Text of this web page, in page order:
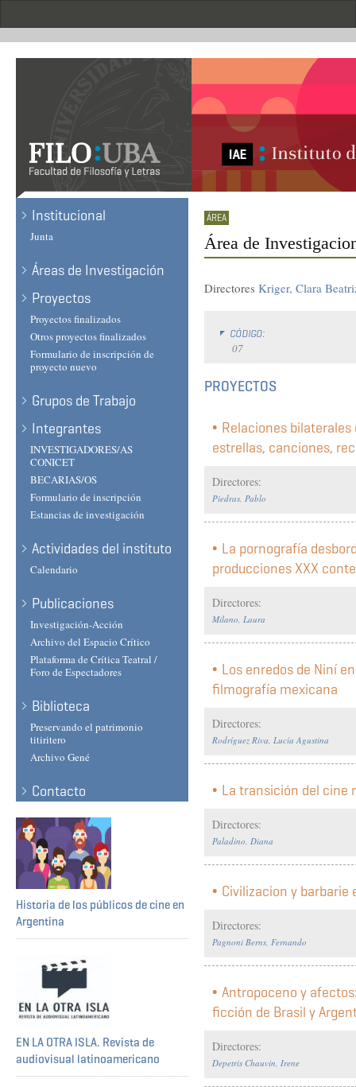
Institucional
Junta
Áreas de Investigación
Proyectos
Proyectos finalizados
Otros proyectos finalizados
Formulario de inscripción de
proyecto nuevo
Grupos de Trabajo
Integrantes
INVESTIGADORES/AS
CONICET
BECARIAS/OS
Formulario de inscripción
Estancias de investigación
Actividades del instituto
Calendario
Publicaciones
Investigación-Acción
Archivo del Espacio Crítico
Plataforma de Crítica Teatral /
Foro de Espectadores
Biblioteca
Preservando el patrimonio
titiritero
Archivo Gené
Contacto
Historia de los públicos de cine en
Argentina
EN LA OTRA ISLA. Revista de
audiovisual latinoamericano
Área de
Directores Kriger, Clara
CÓDIGO:
07
PROYECTOS
Relaciones
estrellas, canciones,
Directores:
Piedras, Pablo
La pornografía
producciones XXX
Directores:
Milano, Laura
Los enredos de Niní
filmografía mexicana
Directores:
Rodríguez Riva, Lucía Agustina
La transición del cine
Directores:
Paladino, Diana
Civilizacion y
Directores:
Pagnoni Berns, Fernando
Antropoceno y
ficción de Brasil y
Directores:
Depetris Chauvin, Irene